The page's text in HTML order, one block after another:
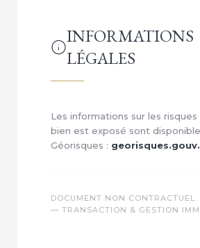
INFORMATIONS
LÉGALES
Les informations sur les risques
bien est exposé sont
Géorisques :
DOCUMENT NON CONTRACTUEL.
— TRANSACTION & GESTION